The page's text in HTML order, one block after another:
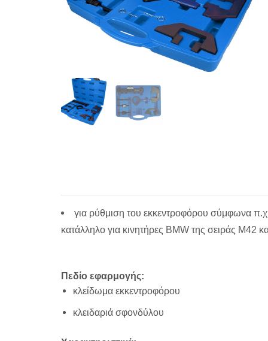
για ρύθμιση του εκκεντροφόρου σύμφωνα
κατάλληλο για κινητήρες BMW της σειράς M42
Πεδίο εφαρμογής:
κλείδωμα εκκεντροφόρου
κλειδαριά σφονδύλου